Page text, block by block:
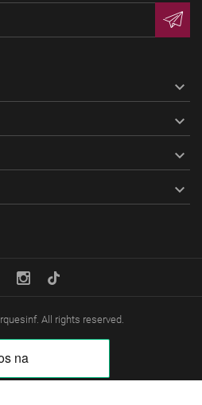




. All rights reserved.